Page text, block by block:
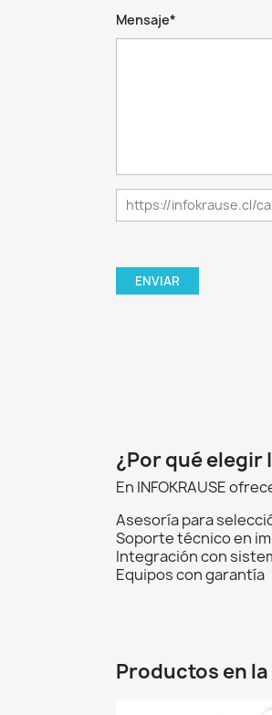
Mensaje*
¿Por qué elegir
En INFOKRAUSE
Asesoría para
Soporte técnico en
Integración con
Equipos con garantía
Productos en